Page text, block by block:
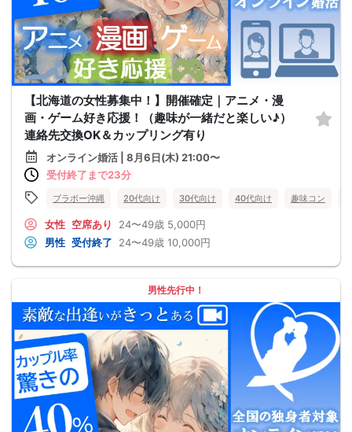
【北海道の女性募集中！】開催確定｜アニメ・漫
画・ゲーム好き応援！（趣味が一緒だと楽しい♪）
連絡先交換OK＆カップリング有り
オンライン婚活 | 8月6日(木) 21:00〜
受付終了まで23分
ブラボー沖縄 20代向け 30代向け 40代向け 趣味コン
女性 空席あり 24〜49歳 5,000円
男性 受付終了 24〜49歳 10,000円
男性先行中！